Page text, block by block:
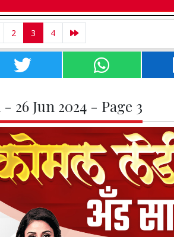
2 3 4
26 Jun 2024 - Page 3